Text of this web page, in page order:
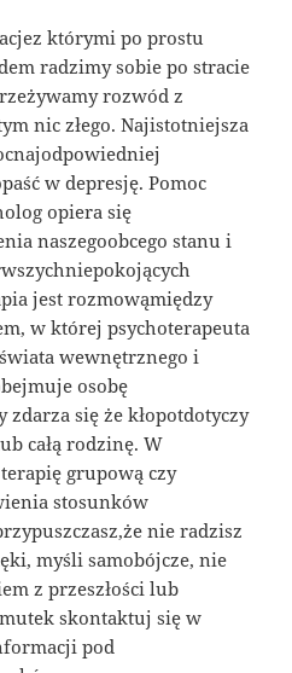
którymi po prostu
radzimy sobie po stracie
rozwód z
nic złego. Najistotniejsza
w depresję. Pomoc
opiera się
naszegoobcego stanu i
jest rozmowąmiędzy
w której psychoterapeuta
wewnętrznego i
osobę
się że kłopotdotyczy
całą rodzinę. W
grupową czy
stosunków
nie radzisz
myśli samobójcze, nie
z przeszłości lub
skontaktuj się w
pod